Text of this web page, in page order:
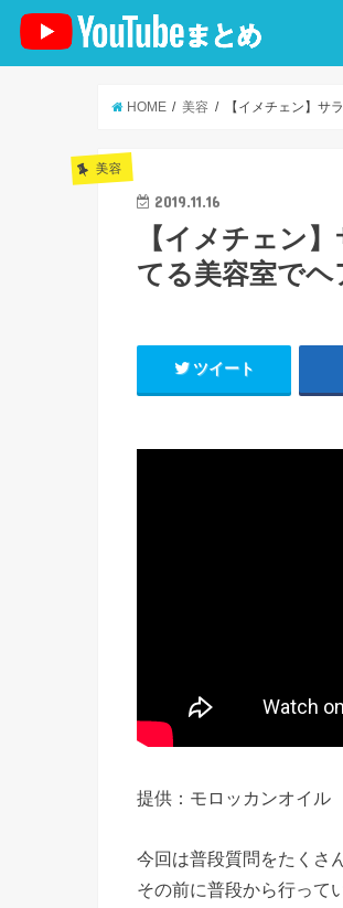
HOME 美容 【イメチェン】サ
美容
2019.11.16
【イメチェン
てる美容室でヘ
ツイート
提供：モロッカンオイル
今回は普段質問をたくさ
その前に普段から行って